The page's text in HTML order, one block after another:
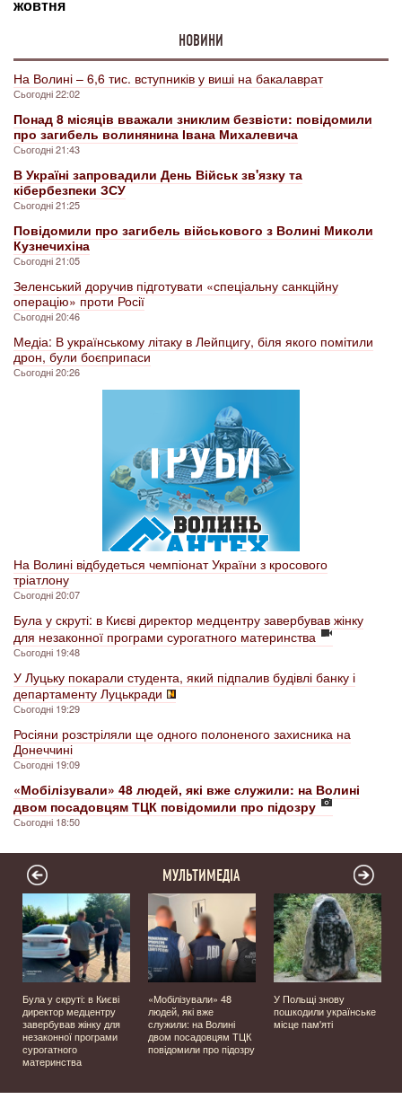
НОВИНИ
На Волині – 6,6 тис. вступників у виші на бакалаврат
Сьогодні 22:02
Понад 8 місяців вважали зниклим безвісти: повідомили
про загибель волинянина Івана Михалевича
Сьогодні 21:43
В Україні запровадили День Військ зв'язку та
кібербезпеки ЗСУ
Сьогодні 21:25
Повідомили про загибель військового з Волині Миколи
Кузнечихіна
Сьогодні 21:05
Зеленський доручив підготувати «спеціальну санкційну
операцію» проти Росії
Сьогодні 20:46
Медіа: В українському літаку в Лейпцигу, біля якого помітили
дрон, були боєприпаси
Сьогодні 20:26
На Волині відбудеться чемпіонат України з кросового
тріатлону
Сьогодні 20:07
Була у скруті: в Києві директор медцентру завербував жінку
для незаконної програми сурогатного материнства
Сьогодні 19:48
У Луцьку покарали студента, який підпалив будівлі банку і
департаменту Луцькради
Сьогодні 19:29
Росіяни розстріляли ще одного полоненого захисника на
Донеччині
Сьогодні 19:09
«Мобілізували» 48 людей, які вже служили: на Волині
двом посадовцям ТЦК повідомили про підозру
Сьогодні 18:50
МУЛЬТИМЕДІА
Була у скруті: в Києві
директор медцентру
завербував жінку для
незаконної програми
сурогатного
материнства
«Мобілізували» 48
людей, які вже
служили: на Волині
двом посадовцям ТЦК
повідомили про підозру
У Польщі знову
пошкодили українське
місце пам'яті